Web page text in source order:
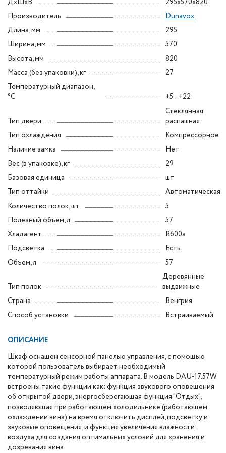
ДxШxВ
295x570x820
Производитель
Dunavox
Длина, мм
295
Ширина, мм
570
Высота, мм
820
Масса (без упаковки), кг
27
Температурный диапазон,
°C
+5...+22
Тип двери
Стеклянная
распашная
Тип охлаждения
Компрессорное
Наличие замка
Нет
Вес (в упаковке), кг
29
Базовая единица
шт
Тип оттайки
Автоматическая
Количество полок, шт
5
Полезный объем, л
57
Хладагент
R600a
Подсветка
Есть
Объем, л
57
Тип полок
Деревянные
выдвижные
Страна
Венгрия
Способ установки
Встраиваемый
ОПИСАНИЕ
Шкаф оснащен сенсорной панелью управления, с помощью
которой пользователь выбирает необходимый
температурный режим работы аппарата. В модель DAU-17.57W
встроены такие функции как: функция звукового оповещения
об открытой двери, энергосберегающая функция "Отдых",
позволяющая при работающем холодильнике (работающем
охлаждении вина) на время отключить дисплей, подсветку и
звуковые оповещения, и функция увеличения влажности
воздуха для создания оптимальных условий для хранения и
дозревания вина.